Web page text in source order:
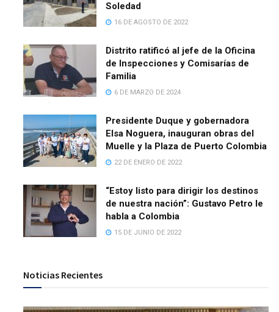
Soledad
16 DE AGOSTO DE 2022
Distrito ratificó al jefe de la Oficina
de Inspecciones y Comisarías de
Familia
6 DE MARZO DE 2024
Presidente Duque y gobernadora
Elsa Noguera, inauguran obras del
Muelle y la Plaza de Puerto Colombia
22 DE ENERO DE 2022
“Estoy listo para dirigir los destinos
de nuestra nación”: Gustavo Petro le
habla a Colombia
15 DE JUNIO DE 2022
Noticias Recientes